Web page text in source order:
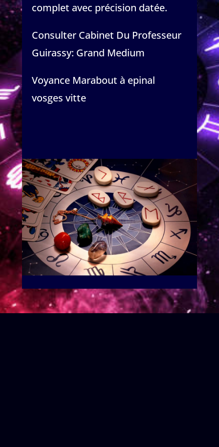
complet avec précision datée.
Consulter Cabinet Du Professeur
Guirassy: Grand Medium
Voyance Marabout à epinal
vosges vitte